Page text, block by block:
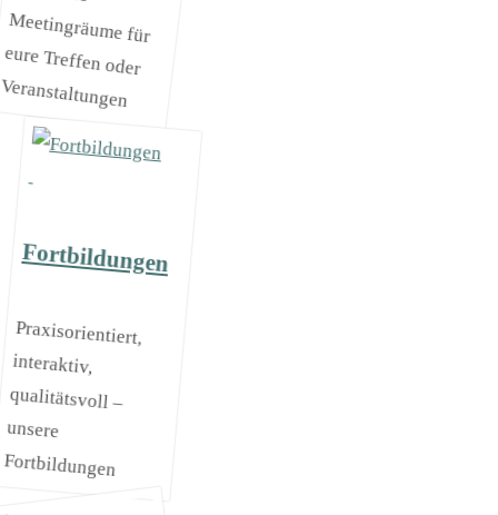
Veranstaltungen
Fortbildungen
Praxisorientiert,
interaktiv,
qualitätsvoll –
unsere
Fortbildungen